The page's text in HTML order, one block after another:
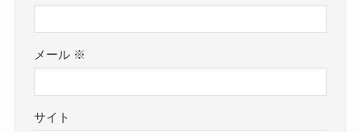
メール ※
サイト